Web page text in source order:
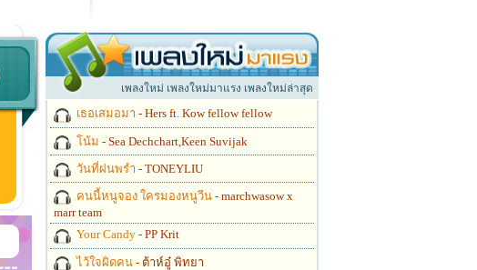
เพลงใหม่ เพลงใหม่มาแรง เพลงใหม่ล่าสุด
เธอเสมอมา - Hers ft. Kow fellow fellow
โน้ม - Sea Dechchart,Keen Suvijak
วันที่ฝนพรำ - TONEYLIU
คนนี้หนูจอง ใครมองหนูวีน - marchwasow x
marr team
Your Candy - PP Krit
ไว้ใจผิดคน - ต้าห์อู๋ พิทยา